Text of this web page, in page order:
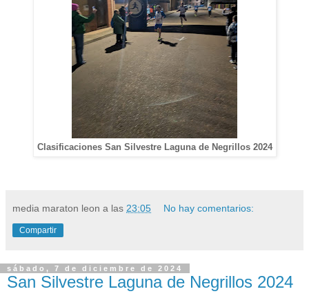
Clasificaciones San Silvestre Laguna de Negrillos 2024
media maraton leon a las 23:05 No hay comentarios:
Compartir
sábado, 7 de diciembre de 2024
San Silvestre Laguna de Negrillos 2024